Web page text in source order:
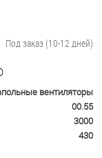
Под заказ (10-12 дней)
вентиляторы
00.55
3000
430